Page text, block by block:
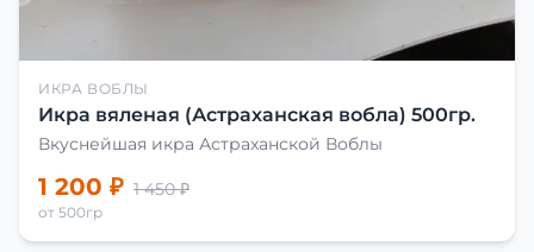
ИКРА ВОБЛЫ
Икра вяленая (Астраханская вобла) 500гр.
Вкуснейшая икра Астраханской Воблы
1 200 ₽ 1 450 ₽
от 500гр